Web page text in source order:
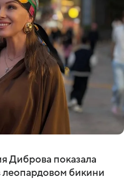
Диброва показала
бикини